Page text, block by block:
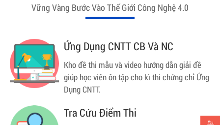
Vững Vàng Bước Vào Thế Giới Công Nghệ 4.0
Ứng Dụng CNTT CB Và NC
Kho đề thi mẫu và video hướng dẫn giải đề
giúp học viên ôn tập cho kì thi chứng chỉ Ứng
Dụng CNTT.
Tra Cứu Điểm Thi